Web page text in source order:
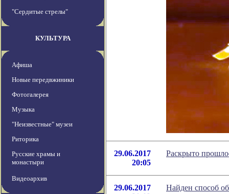
"Сердитые стрелы"
КУЛЬТУРА
Афиша
Новые передвжиники
Фотогалерея
Музыка
"Неизвестные" музеи
Риторика
Русские храмы и
монастыри
Видеоархив
29.06.2017
20:05
Раскрыто
29.06.2017
Найден способ